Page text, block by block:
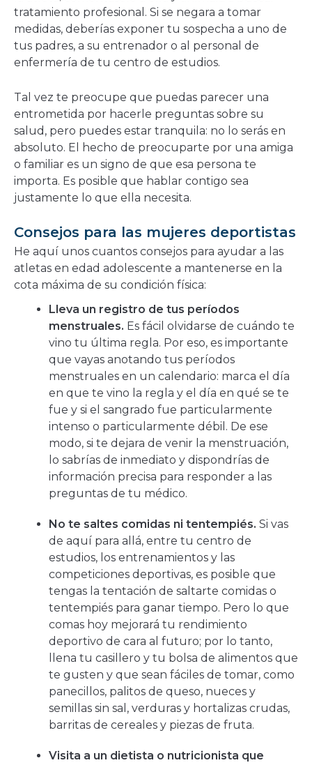
tratamiento profesional. Si se negara a tomar
medidas, deberías exponer tu sospecha a uno de
tus padres, a su entrenador o al personal de
enfermería de tu centro de estudios.
Tal vez te preocupe que puedas parecer una
entrometida por hacerle preguntas sobre su
salud, pero puedes estar tranquila: no lo serás en
absoluto. El hecho de preocuparte por una amiga
o familiar es un signo de que esa persona te
importa. Es posible que hablar contigo sea
justamente lo que ella necesita.
Consejos para las mujeres deportistas
He aquí unos cuantos consejos para ayudar a las
atletas en edad adolescente a mantenerse en la
cota máxima de su condición física:
Lleva un registro de tus períodos
menstruales. Es fácil olvidarse de cuándo te
vino tu última regla. Por eso, es importante
que vayas anotando tus períodos
menstruales en un calendario: marca el día
en que te vino la regla y el día en qué se te
fue y si el sangrado fue particularmente
intenso o particularmente débil. De ese
modo, si te dejara de venir la menstruación,
lo sabrías de inmediato y dispondrías de
información precisa para responder a las
preguntas de tu médico.
No te saltes comidas ni tentempiés. Si vas
de aquí para allá, entre tu centro de
estudios, los entrenamientos y las
competiciones deportivas, es posible que
tengas la tentación de saltarte comidas o
tentempiés para ganar tiempo. Pero lo que
comas hoy mejorará tu rendimiento
deportivo de cara al futuro; por lo tanto,
llena tu casillero y tu bolsa de alimentos que
te gusten y que sean fáciles de tomar, como
panecillos, palitos de queso, nueces y
semillas sin sal, verduras y hortalizas crudas,
barritas de cereales y piezas de fruta.
Visita a un dietista o nutricionista que